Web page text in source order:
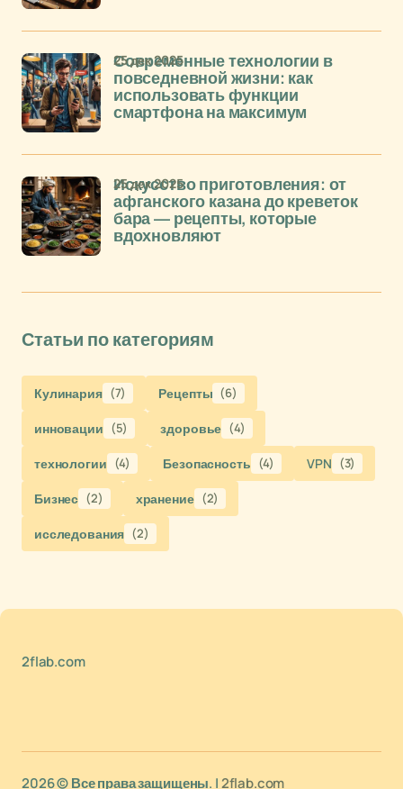
Современные технологии в
повседневной жизни: как
использовать функции
смартфона на максимум
25 дек 2025
Искусство приготовления: от
афганского казана до креветок
бара — рецепты, которые
вдохновляют
25 дек 2025
Статьи по категориям
Кулинария (7) Рецепты (6)
инновации (5) здоровье (4)
технологии (4) Безопасность (4) VPN (3)
Бизнес (2) хранение (2)
исследования (2)
2flab.com
2026 © Все права защищены. |2flab.com